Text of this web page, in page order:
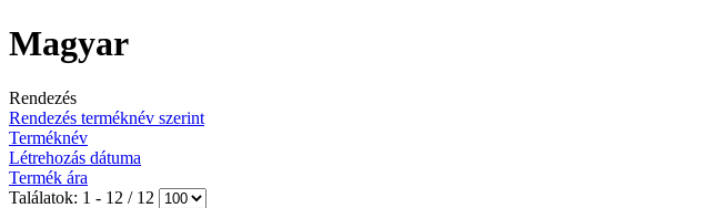
Magyar
Rendezés
Rendezés terméknév szerint
Terméknév
Létrehozás dátuma
Termék ára
Találatok: 1 - 12 / 12